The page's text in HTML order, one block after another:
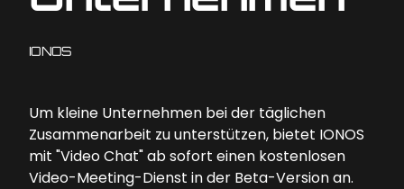
IONOS
Um kleine Unternehmen bei der täglichen
Zusammenarbeit zu unterstützen, bietet IONOS
mit "Video Chat" ab sofort einen kostenlosen
Video-Meeting-Dienst in der Beta-Version an.